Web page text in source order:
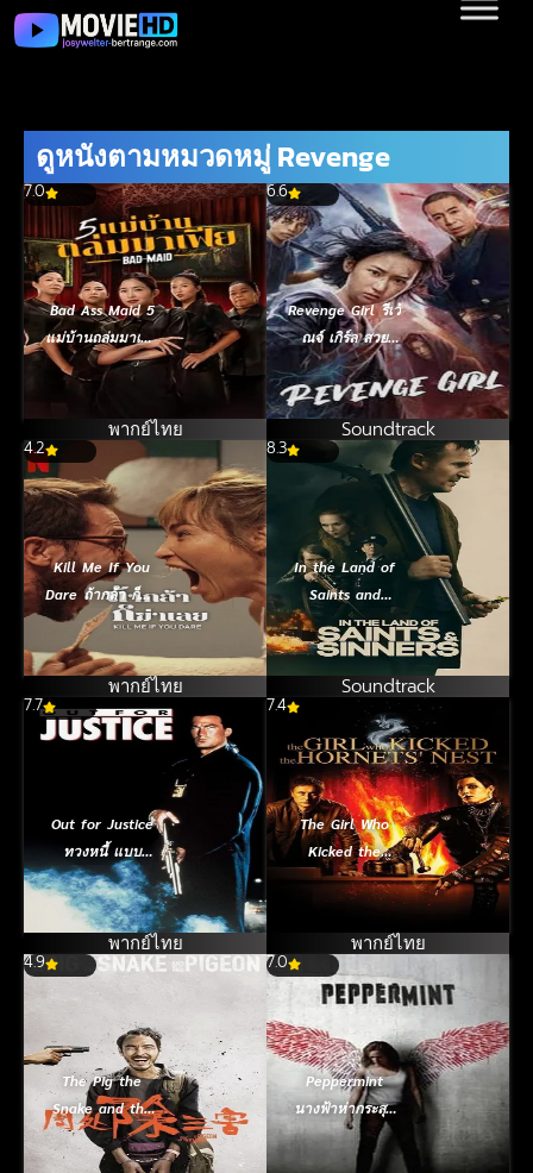
ดูหนังตามหมวดหมู่ Revenge
7.0
Bad Ass Maid 5
แม่บ้านถล่มมาเฟีย
(2023)
พากย์ไทย
6.6
Revenge Girl รีเว้
ณจ์ เกิร์ล สวย
มรณะ (2022)
Soundtrack
4.2
Kill Me If You
Dare ถ้ากล้า ก็ฆ่า
เลย (2024)
พากย์ไทย
8.3
In the Land of
Saints and
Sinners (2023)
Soundtrack
7.7
Out for Justice
ทวงหนี้ แบบ
ยมบาล (1991)
พากย์ไทย
7.4
The Girl Who
Kicked the
Hornets Nest
ขบถสาวโค่น
ทรชน ปิดบัญชี
คลั่ง (2009)
พากย์ไทย
4.9
The Pig the
Snake and the
Pigeon ชั่ว เลว
เหี้ยม (2023)
7.0
Peppermint
นางฟ้าห่ากระสุน
(2018)